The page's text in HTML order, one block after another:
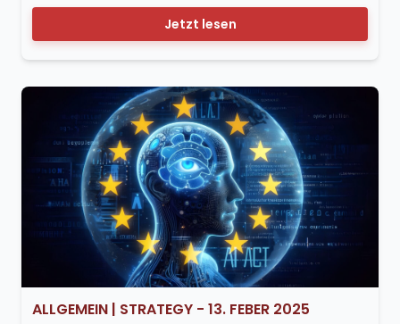
Jetzt lesen
ALLGEMEIN| STRATEGY- 13. FEBER 2025